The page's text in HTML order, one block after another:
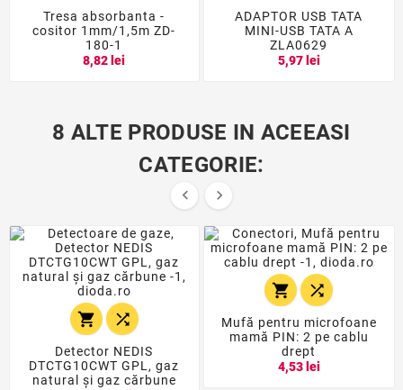
Tresa absorbanta -
cositor 1mm/1,5m ZD-
180-1
8,82 lei
ADAPTOR USB TATA
MINI-USB TATA A
ZLA0629
5,97 lei
8 ALTE PRODUSE IN ACEEASI
CATEGORIE:
 
 
Detector NEDIS
DTCTG10CWT GPL, gaz
natural și gaz cărbune
 
Mufă pentru microfoane
mamă PIN: 2 pe cablu
drept
4,53 lei